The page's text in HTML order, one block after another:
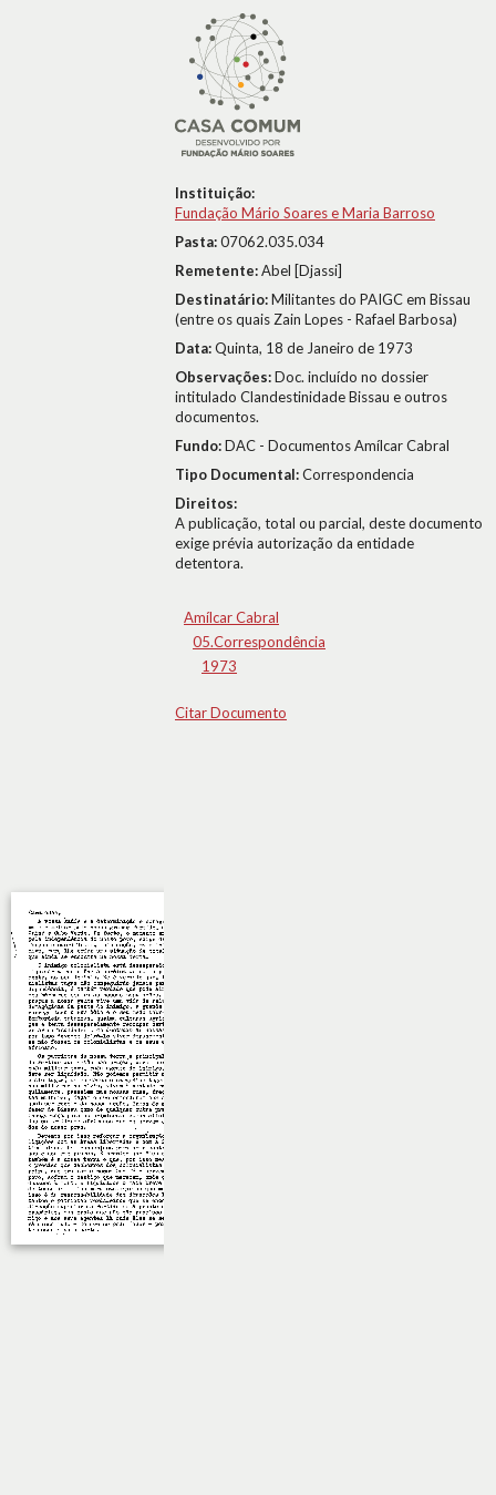
Instituição:
Fundação Mário Soares e Maria Barroso
Pasta:07062.035.034
Remetente:Abel [Djassi]
Destinatário:Militantes do PAIGC em Bissau
(entre os quais Zain Lopes - Rafael Barbosa)
Data:Quinta, 18 de Janeiro de 1973
Observações:Doc. incluído no dossier
intitulado Clandestinidade Bissau e outros
documentos.
Fundo:DAC - Documentos Amílcar Cabral
Tipo Documental:Correspondencia
Direitos:
A publicação, total ou parcial, deste documento
exige prévia autorização da entidade
detentora.
Amílcar Cabral
05.Correspondência
1973
Citar Documento